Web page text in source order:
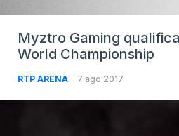
Myztro Gaming
World Championship
RTP ARENA 7 ago 2017